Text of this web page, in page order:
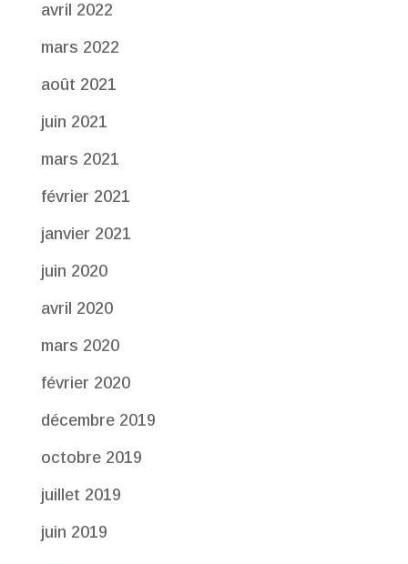
avril 2022
mars 2022
août 2021
juin 2021
mars 2021
février 2021
janvier 2021
juin 2020
avril 2020
mars 2020
février 2020
décembre 2019
octobre 2019
juillet 2019
juin 2019